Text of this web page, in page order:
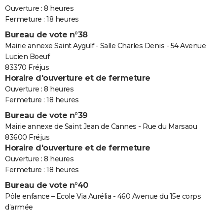
Ouverture : 8 heures
Fermeture : 18 heures
Bureau de vote n°38
Mairie annexe Saint Aygulf - Salle Charles Denis - 54 Avenue
Lucien Boeuf
83370 Fréjus
Horaire d'ouverture et de fermeture
Ouverture : 8 heures
Fermeture : 18 heures
Bureau de vote n°39
Mairie annexe de Saint Jean de Cannes - Rue du Marsaou
83600 Fréjus
Horaire d'ouverture et de fermeture
Ouverture : 8 heures
Fermeture : 18 heures
Bureau de vote n°40
Pôle enfance – Ecole Via Aurélia - 460 Avenue du 15e corps
d’armée